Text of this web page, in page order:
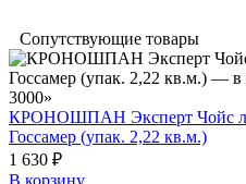
Сопутствующие товары
КРОНОШПАН Эксперт Чойс
Госсамер (упак. 2,22 кв.м.)
1 630 ₽
В корзину